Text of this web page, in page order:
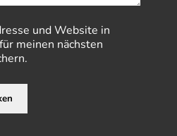
und Website in
meinen nächsten